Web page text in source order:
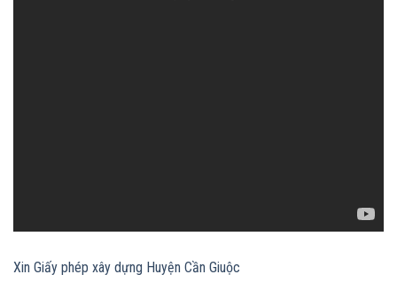
Xin Giấy phép xây dựng Huyện Cần Giuộc